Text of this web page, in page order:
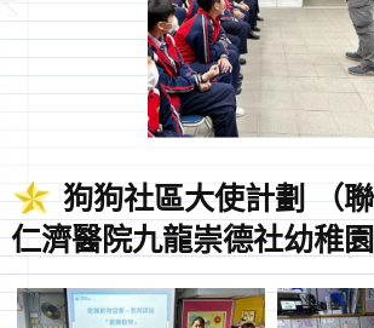
狗狗社區大使計劃 （
仁濟醫院九龍崇德社幼稚園